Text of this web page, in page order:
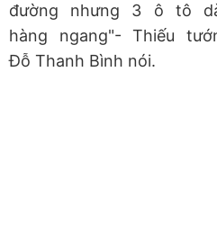
đường nhưng 3 ô tô
hàng ngang"- Thiếu
Đỗ Thanh Bình nói.